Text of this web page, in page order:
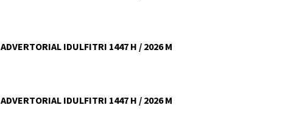
ADVERTORIAL IDULFITRI 1447 H / 2026 M
ADVERTORIAL IDULFITRI 1447 H / 2026 M